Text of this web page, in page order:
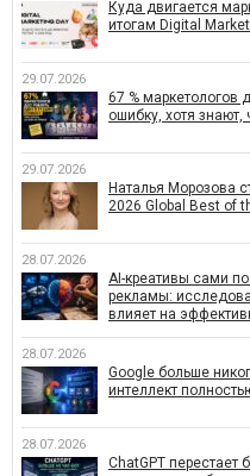
Куда двигается
итогам Digital
29.07.2026
67 % маркетологов
ошибку, хотя знают,
29.07.2026
Наталья Морозова
2026 Global Best of
28.07.2026
AI-креативы сами
рекламы:
влияет на
28.07.2026
Google больше
интеллект
28.07.2026
ChatGPT перестает